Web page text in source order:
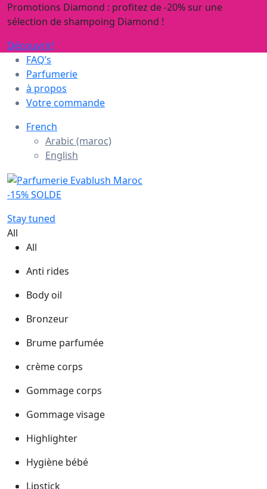
Promotions Diamond : profitez de -20% sur une
sélection de shampoing Diamond !
Découvrir!
FAQ’s
Parfumerie
à propos
Votre commande
French
Arabic (maroc)
English
-15% SOLDE
Stay tuned
All
All
Anti rides
Body oil
Bronzeur
Brume parfumée
crème corps
Gommage corps
Gommage visage
Highlighter
Hygiène bébé
Lipstick